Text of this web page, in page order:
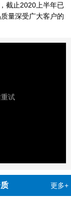
截止2020上半年已
量深受广大客户的
更多+